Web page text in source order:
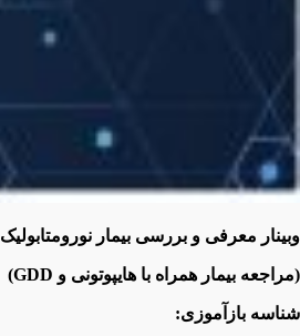
وبینار معرفی و بررسی بیمار نورومتابولیک
(مراجعه بیمار همراه با هایپوتونی و GDD
)
شناسه بازآموزی: